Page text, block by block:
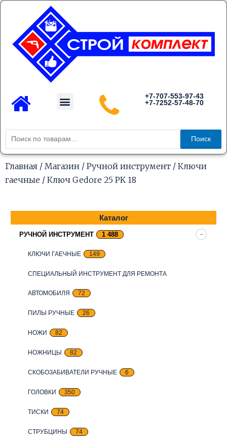
Перейти
содержимому
Menu
+7-707-553-97-43
+7-7252-57-48-70
Искать:
Поиск
Главная / Магазин / Ручной инструмент / Ключи
гаечные / Ключ Gedore 25 PK 18
Каталог
РУЧНОЙ ИНСТРУМЕНТ 1 488
КЛЮЧИ ГАЕЧНЫЕ 149
СПЕЦИАЛЬНЫЙ ИНСТРУМЕНТ ДЛЯ РЕМОНТА
АВТОМОБИЛЯ 72
ПИЛЫ РУЧНЫЕ 26
НОЖИ 82
НОЖНИЦЫ 82
СКОБОЗАБИВАТЕЛИ РУЧНЫЕ 6
ГОЛОВКИ 350
ТИСКИ 74
СТРУБЦИНЫ 74